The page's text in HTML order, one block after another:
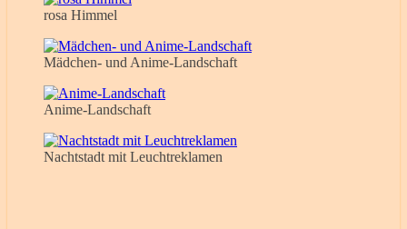
rosa Himmel
Mädchen- und Anime-Landschaft
Anime-Landschaft
Nachtstadt mit Leuchtreklamen